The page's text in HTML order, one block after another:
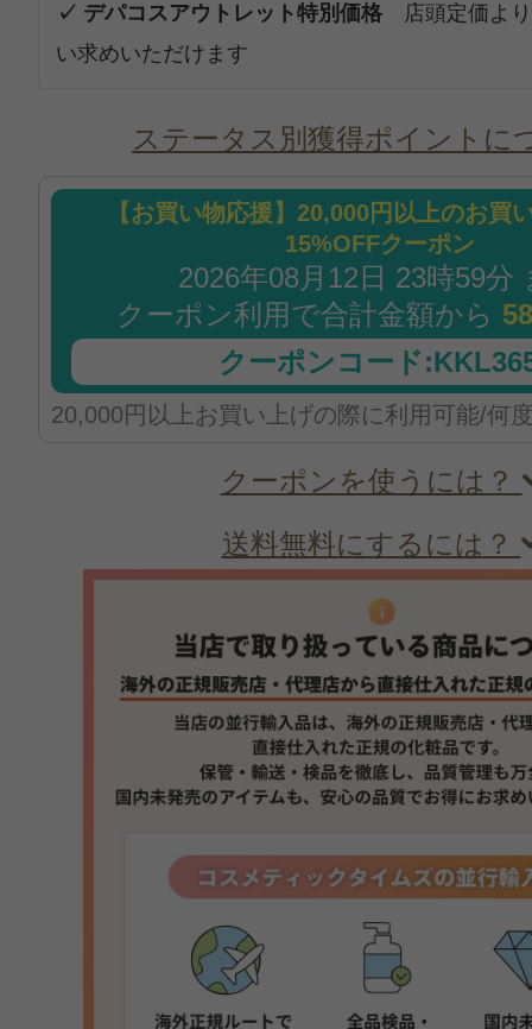
✓ デパコスアウトレット特別価格 店頭定価よ
い求めいただけます
ステータス別獲得ポイントに
【お買い物応援】20,000円以上のお買
15%OFFクーポン
2026年08月12日 23時59分
クーポン利用で合計金額から
クーポンコード
20,000円以上お買い上げの際に利用可能/何
クーポンを使うには？
送料無料にするには？